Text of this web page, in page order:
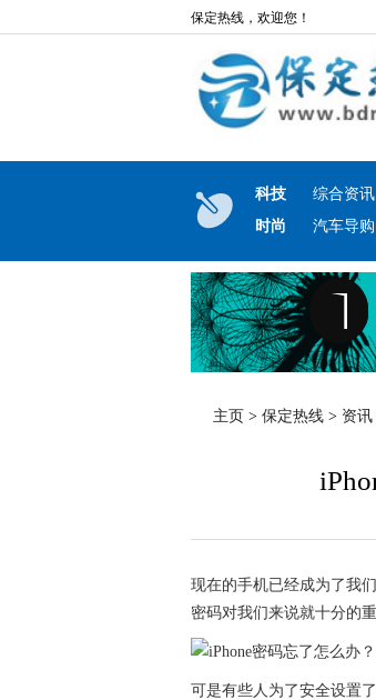
保定热线，欢迎您！
科技 综合资讯
时尚
汽车导购
主页 > 保定热线 > 资讯
现在的手机已经成为了我
密码对我们来说就十分的
可是有些人为了安全设置